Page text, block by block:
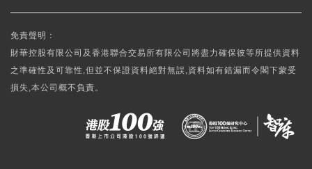
免責聲明：
財華控股有限公司及香港聯合交易所有限公司將盡力確保彼等所提供資料
之準確性及可靠性,但並不保證資料絕對無誤,資料如有錯漏而令閣下蒙受
損失,本公司概不負責。